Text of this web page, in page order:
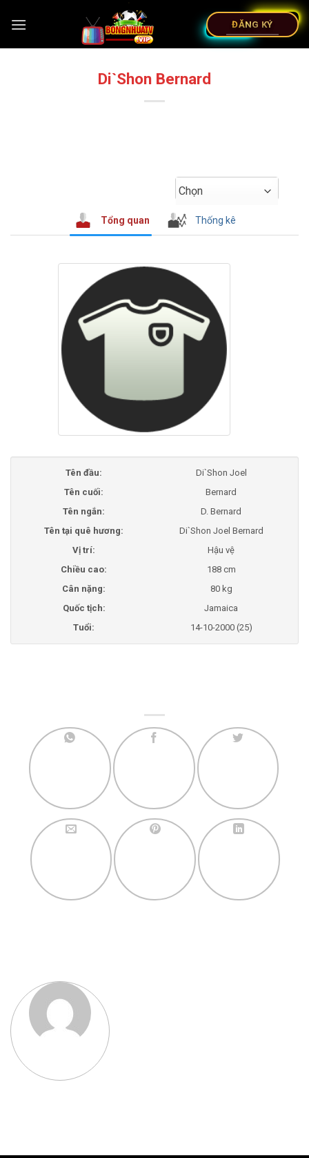
ĐĂNG KÝ
Di`Shon Bernard
Chọn
Tổng quan Thống kê
Tên đầu:
Di`Shon Joel
Tên cuối:
Bernard
Tên ngắn:
D. Bernard
Tên tại quê hương:
Di`Shon Joel Bernard
Vị trí:
Hậu vệ
Chiều cao:
188 cm
Cân nặng:
80 kg
Quốc tịch:
Jamaica
Tuổi:
14-10-2000 (25)